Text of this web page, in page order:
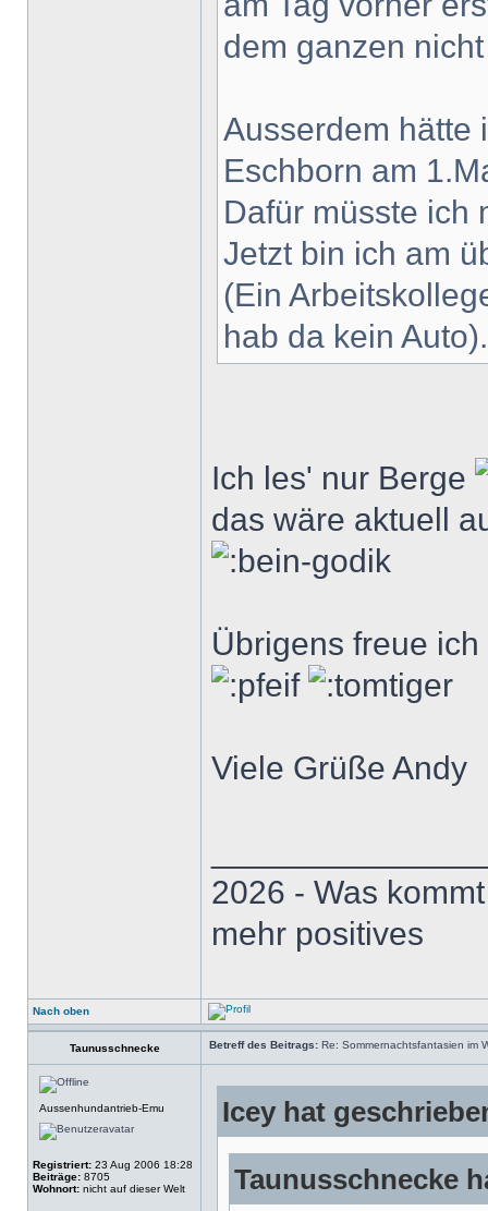
dem ganzen
Ausserdem hätte
Eschborn am
Dafür müsste ich
Jetzt bin ich am
(Ein
hab da kein Auto).
Ich les' nur Berge
das wäre aktuell
Übrigens freue
Viele Grüße Andy
2026 - Was
mehr positives
Nach oben
Taunusschnecke Betreff des Beitrags: Re: Sommernachtsfantasien im
Aussenhundantrieb-Emu
Registriert: 23 Aug 2006 18:28
Beiträge: 8705
Wohnort: nicht auf dieser Welt
Icey hat
Taunusschnecke